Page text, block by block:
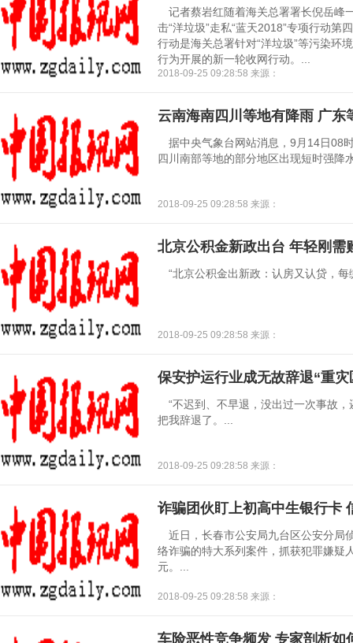
记者蔡岩红随着海关总署署长倪岳峰
击“洋垃圾”走私“蓝天2018”专项行动第
行动是海关总署针对“洋垃圾”等污染环
行为开展的新一轮收网行动。...
2018-09-25 09:28:58 来源：
云南海南四川等地有降雨 广东
据中央气象台网站消息，9月14日08
四川南部等地的部分地区出现短时强降
2018-09-25 09:28:58 来源：
北京公积金新政出台 年轻刚需
“北京公积金出新政：认房又认贷，
2018-09-25 09:28:58 来源：
保安护运行业成无故辞退“重灾
“不迟到、不早退，没出过一次事故
把我辞退了。...
2018-09-25 09:28:58 来源：
诈骗团伙盯上初高中生银行卡
近日，长春市公安局九台区公安分局
络诈骗的特大系列案件，抓获犯罪嫌疑
元。...
2018-09-25 09:28:58 来源：
车险恶性竞争频发 专家剖析如